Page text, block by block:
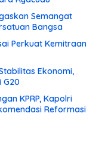
Semangat
Bangsa
Perkuat Kemitraan
Ekonomi,
G20
KPRP, Kapolri
Reformasi